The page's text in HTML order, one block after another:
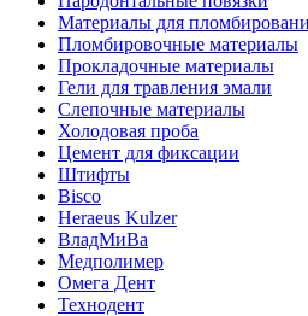
Материалы для
Пломбировочные материалы
Прокладочные материалы
Гели для травления эмали
Слепочные материалы
Холодовая проба
Цемент для фиксации
Штифты
Bisco
Heraeus Kulzer
ВладМиВа
Медполимер
Омега Дент
Технодент